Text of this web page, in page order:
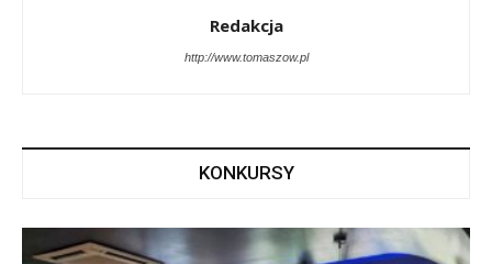
Redakcja
http://www.tomaszow.pl
KONKURSY